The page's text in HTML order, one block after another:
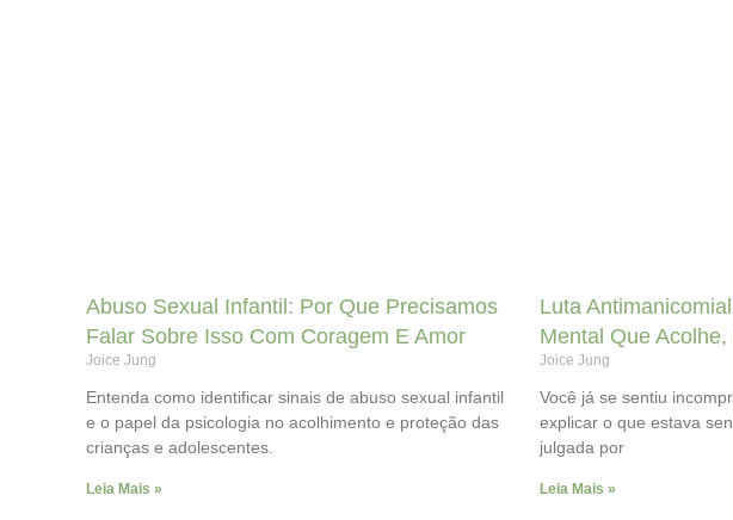
Abuso Sexual Infantil: Por Que Precisamos
Falar Sobre Isso Com Coragem E Amor
Joice Jung
Entenda como identificar sinais de abuso sexual infantil
e o papel da psicologia no acolhimento e proteção das
crianças e adolescentes.
Leia Mais »
Luta
Mental Que
Joice Jung
Você já se sentiu
explicar o que estava
julgada por
Leia Mais »